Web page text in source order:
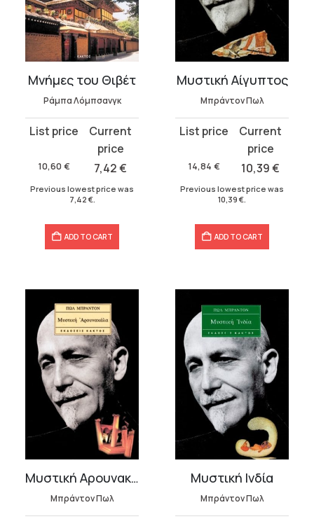
Μνήμες του Θιβέτ
Ράμπα Λόμπσανγκ
10,60 €
Original
was:
10,60 €.
7,42€
Current
7,42 €.
Previous lowest price was
7,42 €.
ADD TO CART
Μυστική Αίγυπτος
Μπράντον Πωλ
14,84 €
Original
was:
14,84 €.
10,39€
Current
10,39 €.
Previous lowest price was
10,39 €.
ADD TO CART
Μυστική Αρουνακάλα
Μπράντον Πωλ
Μυστική Ινδία
Μπράντον Πωλ